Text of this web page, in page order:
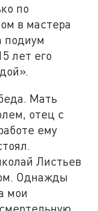
по
в мастера
подиум
лет его
Мать
отец с
ему
Листьев
Однажды
мои